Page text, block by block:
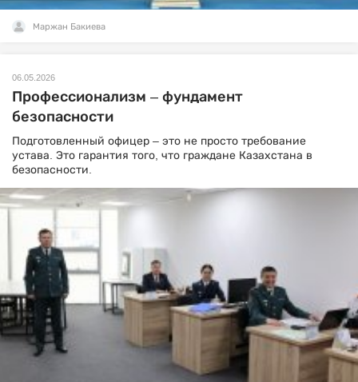
Маржан Бакиева
06.05.2026
Профессионализм – фундамент
безопасности
Подготовленный офицер – это не просто требование
устава. Это гарантия того, что граждане Казахстана в
безопасности.